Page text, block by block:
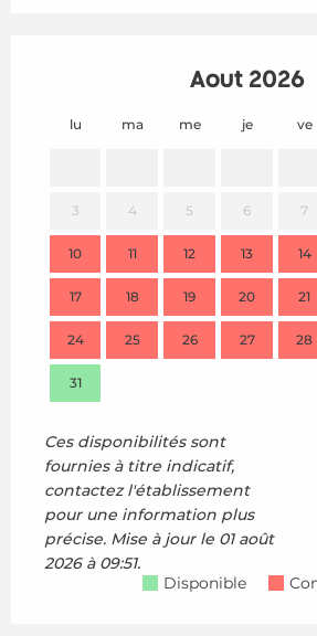
Août 2026
lu ma me je ve
3 4 5 6 7
10 11 12 13 14
17 18 19 20 21
24 25 26 27 28
31
Ces disponibilités sont
fournies à titre indicatif,
contactez l'établissement
pour une information plus
précise. Mise à jour le 01 août
2026 à 09:51.
Disponible